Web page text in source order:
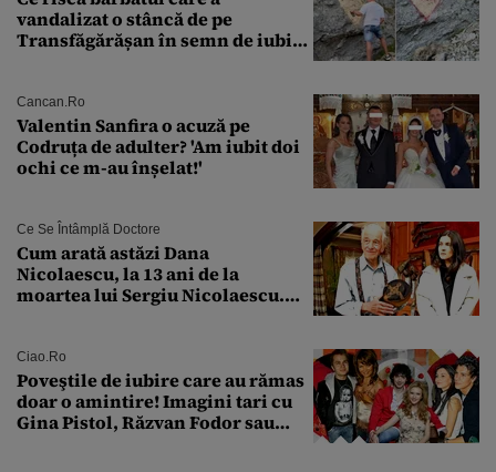
vandalizat o stâncă de pe
Transfăgărășan în semn de iubire
Cancan.ro
Valentin Sanfira o acuză pe
Codruța de adulter? 'Am iubit doi
ochi ce m-au înșelat!'
Ce Se Întâmplă Doctore
Cum arată astăzi Dana
Nicolaescu, la 13 ani de la
moartea lui Sergiu Nicolaescu.
Ciao.ro
Poveştile de iubire care au rămas
doar o amintire! Imagini tari cu
Gina Pistol, Răzvan Fodor sau